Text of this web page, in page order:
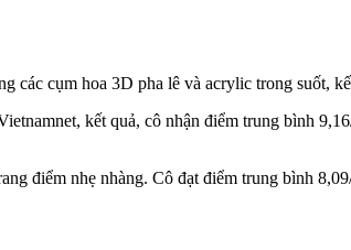
cụm hoa 3D pha lê và acrylic trong suốt,
kết quả, cô nhận điểm trung bình
điểm nhẹ nhàng. Cô đạt điểm trung bình